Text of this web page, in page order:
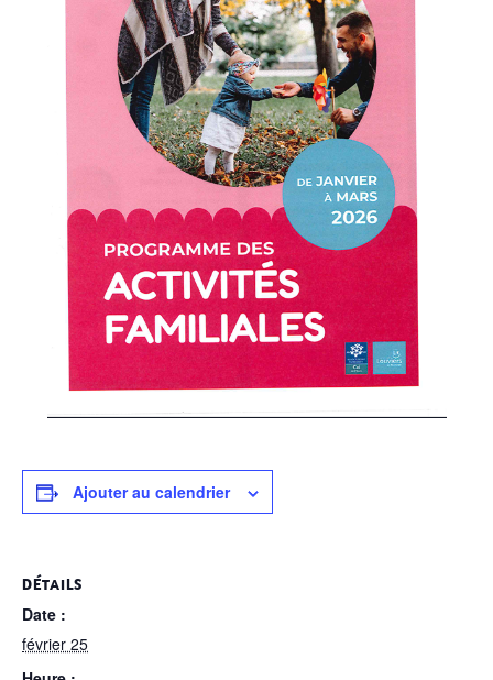
Ajouter au calendrier
DÉTAILS
Date :
février 25